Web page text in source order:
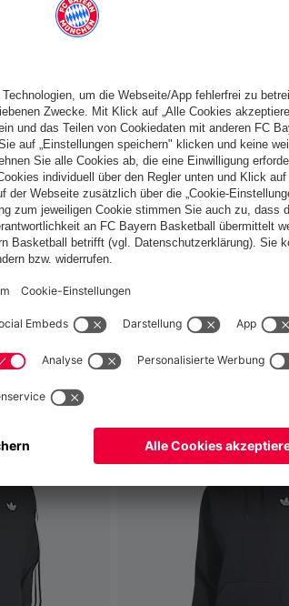
du im StoreDeutschlandbleiben?
, um dorthin zu liefern!